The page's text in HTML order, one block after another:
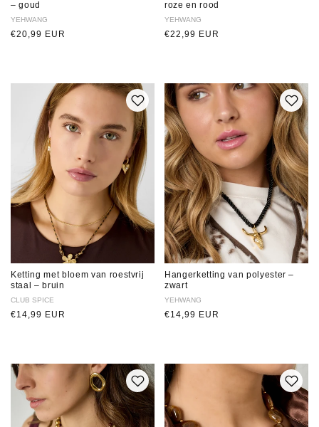
– goud
Verkoper:
YEHWANG
Normale
€20,99 EUR
roze en rood
Verkoper:
YEHWANG
Normale
€22,99 EUR
Ketting met bloem van roestvrij
staal – bruin
Verkoper:
CLUB SPICE
Normale
€14,99 EUR
Hangerketting van polyester –
zwart
Verkoper:
YEHWANG
Normale
€14,99 EUR